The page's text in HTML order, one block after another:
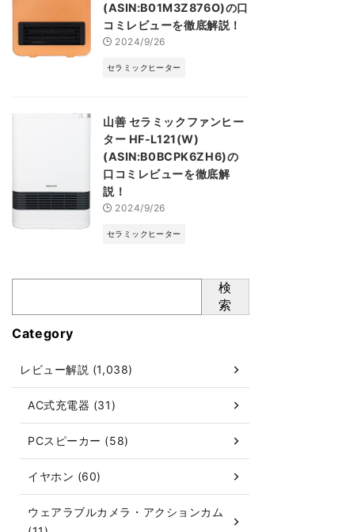
(ASIN:B01M3Z876O)の口
コミレビューを徹底解説！
2024/9/26
セラミックヒーター
山善 セラミックファンヒー
ター HF-L121(W)
(ASIN:B0BCPK6ZH6)の
口コミレビューを徹底解
説！
2024/9/26
セラミックヒーター
検
索
Category
レビュー解説 (1,038)
AC式充電器 (31)
PCスピーカー (58)
イヤホン (60)
ウェアラブルカメラ・アクションカム